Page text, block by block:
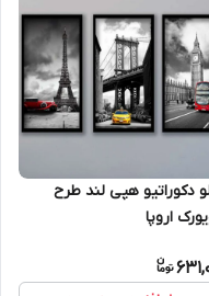
دکوراتیو هپی لند طرح
اروپا